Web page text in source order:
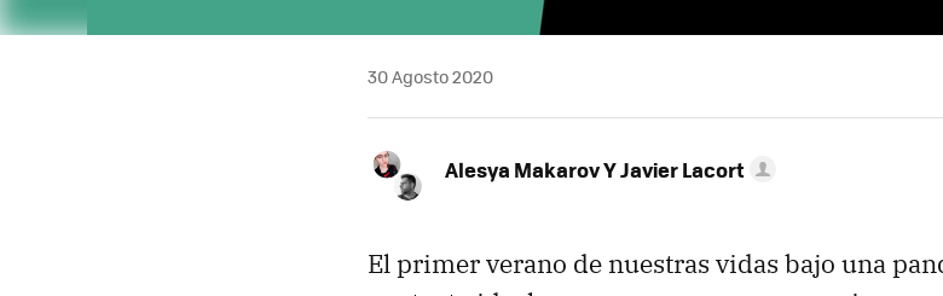
30 Agosto 2020
Alesya Makarov Y Javier Lacort
El primer verano de nuestras vidas bajo una